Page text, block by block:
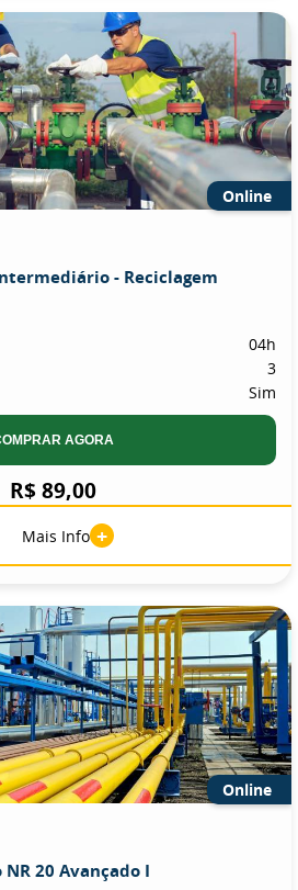
Online
- Reciclagem
04h
3
Sim
AGORA
R$ 89,00
Mais Info +
Online
NR 20 Avançado I